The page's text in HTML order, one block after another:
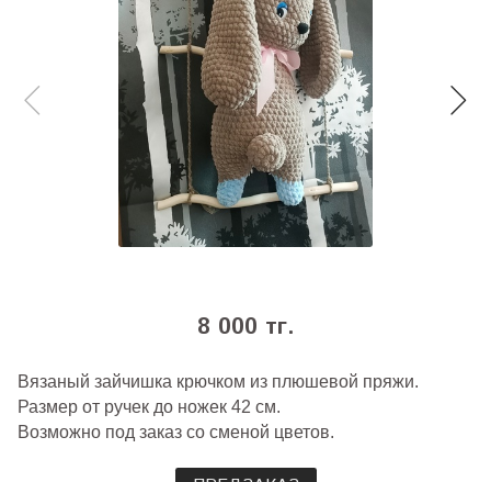
8 000 тг.
Вязаный зайчишка крючком из плюшевой пряжи.
Размер от ручек до ножек 42 см.
Возможно под заказ со сменой цветов.